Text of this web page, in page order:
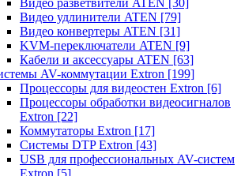
Видео разветвители ATEN [30]
Видео удлинители ATEN [79]
Видео конвертеры ATEN [31]
KVM-переключатели ATEN [9]
Кабели и аксессуары ATEN [63]
AV-коммутации Extron [199]
Процессоры для видеостен Extron [6]
Процессоры обработки видеосигналов
Extron [22]
Коммутаторы Extron [17]
Системы DTP Extron [43]
USB для профессиональных AV-систем
Extron [5]